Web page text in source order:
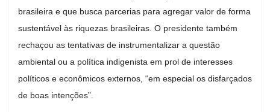
brasileira e que busca parcerias para agregar valor de forma
sustentável às riquezas brasileiras. O presidente também
rechaçou as tentativas de instrumentalizar a questão
ambiental ou a política indigenista em prol de interesses
políticos e econômicos externos, “em especial os disfarçados
de boas intenções”.